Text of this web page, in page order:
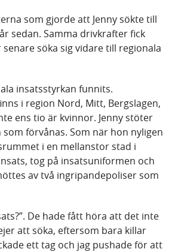
som gjorde att Jenny sökte till
sedan. Samma drivkrafter fick
söka sig vidare till regionala
insatsstyrkan funnits.
i region Nord, Mitt, Bergslagen,
ens tio är kvinnor. Jenny stöter
förvånas. Som när hon nyligen
i en mellanstor stad i
tog på insatsuniformen och
av två ingripandepoliser som
De hade fått höra att det inte
att söka, eftersom bara killar
ett tag och jag pushade för att